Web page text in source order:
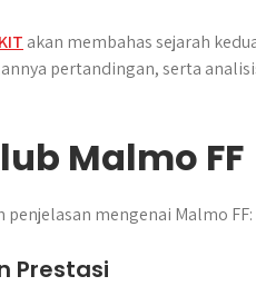
akan membahas sejarah
pertandingan, serta
Malmo FF
mengenai Malmo FF:
Prestasi